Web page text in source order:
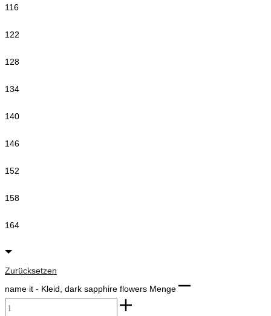
116
122
128
134
140
146
152
158
164
Zurücksetzen
name it - Kleid, dark sapphire flowers Menge